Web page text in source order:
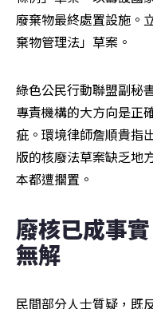
廢棄物最終處置設施。
棄物管理法」草案。
綠色公民行動聯盟副秘
專責機構的大方向是正
疵。環境律師詹順貴指
版的核廢法草案缺乏地
本都遭擱置。
廢核已成事
無解
民間部分人士質疑，既